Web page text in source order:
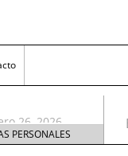
enero
PERSONALES